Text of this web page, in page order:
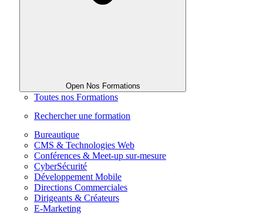
Open Nos Formations
Toutes nos Formations
Rechercher une formation
Bureautique
CMS & Technologies Web
Conférences & Meet-up sur-mesure
CyberSécurité
Développement Mobile
Directions Commerciales
Dirigeants & Créateurs
E-Marketing